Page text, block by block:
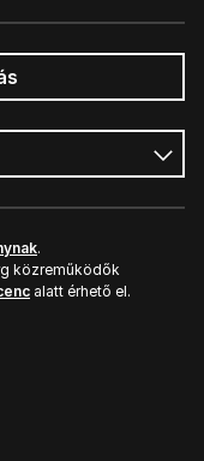
.
közreműködők
alatt érhető el.